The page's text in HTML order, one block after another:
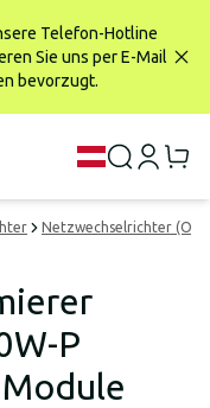
Telefon-Hotline
Sie uns per E-Mail
bevorzugt.
Netzwechselrichter (On-
P